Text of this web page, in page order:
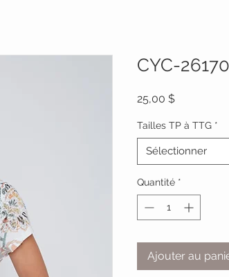
CYC-
25,00 $Prix
Tailles TP à TTG *
Sélectionner
Quantité *
Ajouter au